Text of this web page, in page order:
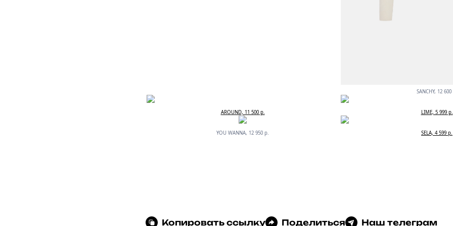
SANCHY, 12
AROUND, 11 500 р. LIME, 5 999 р.
YOU WANNA, 12 950 р. SELA, 4 599 р.
Копировать ссылку Поделиться Наш телеграм